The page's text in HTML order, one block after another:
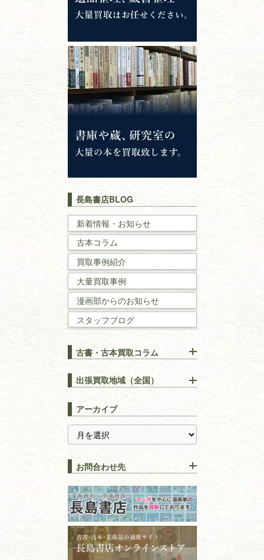
哲学書・思想書
心理学・倫理学
仏教書
神道・神社仏閣
イスラム教
キリスト教
戦記・戦史
国文学・
理工書
数学書・物理学書
建築書
漢方・鍼灸・東洋医学
易学・占い
スピリチュアル・
全集・
趣味・教養
書道
拓本・法帖・碑帖
篆刻・印譜
長島書店BLOG
新着情報・お知らせ
古本コラム
買取事例紹介
大量買取事例
漫画部からのお知らせ
スタッフブログ
古書・古本買取コラム
りOK！効率的に売る方法
宅配買取は古本を送るだけ！
長島書店の便利な買取サービ
ス
【持ち込み買取】店頭で簡単
に古本を売るメリットとは？
古本を高く売る方法！買取で
上手な売り方のコツを解説
因！適切な管理で長持ちさせ
るコツ
古本は汚れていると買取でき
ない？適切な保管方法とクリ
ーニング！
ISBNコードとは？書籍の識別
番号の意味と役割を解説
出張買取地域（全国）
千葉県
神奈川県
静岡県
栃木県
山梨県
新潟県
長野県
愛知県
石川県
福井県
福島県
富山県
青森県
岩手県
アーカイブ
お問合わせ先
古本買取専門店 長島書店
〒101-0051
東京都千代田区神田神保町2-5-1